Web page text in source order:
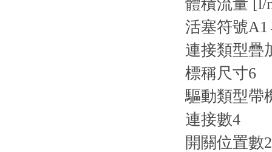
體積流量 [l/
活塞符號
連接類型疊
標稱尺寸6
驅動類型帶
連接數4
開關位置數2